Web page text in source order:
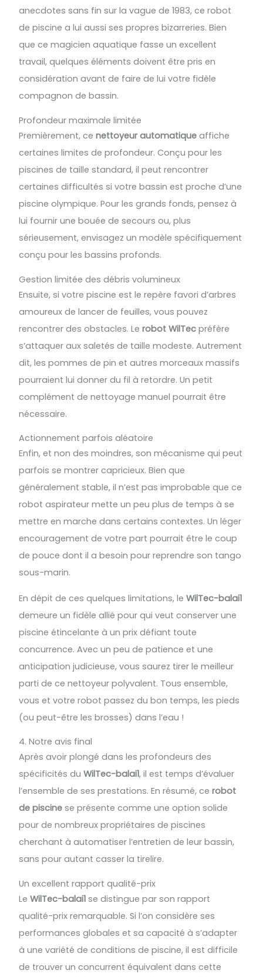
anecdotes sans fin sur la vague de 1983, ce robot
de piscine a lui aussi ses propres bizarreries. Bien
que ce magicien aquatique fasse un excellent
travail, quelques éléments doivent être pris en
considération avant de faire de lui votre fidèle
compagnon de bassin.
Profondeur maximale limitée
Premièrement, cenettoyeur automatique affiche
certaines limites de profondeur. Conçu pour les
piscines de taille standard, il peut rencontrer
certaines difficultés si votre bassin est proche d’une
piscine olympique. Pour les grands fonds, pensez à
lui fournir une bouée de secours ou, plus
sérieusement, envisagez un modèle spécifiquement
conçu pour les bassins profonds.
Gestion limitée des débris volumineux
Ensuite, si votre piscine est le repère favori d’arbres
amoureux de lancer de feuilles, vous pouvez
rencontrer des obstacles. Lerobot WilTec préfère
s’attaquer aux saletés de taille modeste. Autrement
dit, les pommes de pin et autres morceaux massifs
pourraient lui donner du fil à retordre. Un petit
complément de nettoyage manuel pourrait être
nécessaire.
Actionnement parfois aléatoire
Enfin, et non des moindres, son mécanisme qui peut
parfois se montrer capricieux. Bien que
généralement stable, il n’est pas improbable que ce
robot aspirateur mette un peu plus de temps à se
mettre en marche dans certains contextes. Un léger
encouragement de votre part pourrait être le coup
de pouce dont il a besoin pour reprendre son tango
sous-marin.
En dépit de ces quelques limitations, leWilTec-balai1
demeure un fidèle allié pour qui veut conserver une
piscine étincelante à un prix défiant toute
concurrence. Avec un peu de patience et une
anticipation judicieuse, vous saurez tirer le meilleur
parti de ce nettoyeur polyvalent. Tous ensemble,
vous et votre robot passez du bon temps, les pieds
(ou peut-être les brosses) dans l’eau !
4. Notre avis final
Après avoir plongé dans les profondeurs des
spécificités duWilTec-balai1, il est temps d’évaluer
l’ensemble de ses prestations. En résumé, cerobot
de piscine se présente comme une option solide
pour de nombreux propriétaires de piscines
cherchant à automatiser l’entretien de leur bassin,
sans pour autant casser la tirelire.
Un excellent rapport qualité-prix
LeWilTec-balai1 se distingue par son rapport
qualité-prix remarquable. Si l’on considère ses
performances globales et sa capacité à s’adapter
à une variété de conditions de piscine, il est difficile
de trouver un concurrent équivalent dans cette